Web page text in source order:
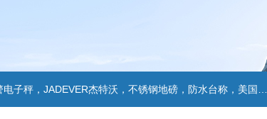
杰特沃，不锈钢地磅，防水台称，美国双杰天平，报警电子称